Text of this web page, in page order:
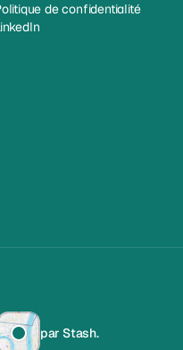
de confidentialité
par Stash.